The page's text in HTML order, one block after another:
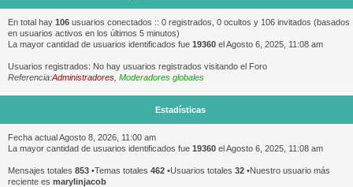
En total hay 106 usuarios conectados :: 0 registrados, 0 ocultos y 106 invitados (basados
en usuarios activos en los últimos 5 minutos)
La mayor cantidad de usuarios identificados fue 19360 el Agosto 6, 2025, 11:08 am
Usuarios registrados: No hay usuarios registrados visitando el Foro
Referencia:Administradores Moderadores globales
Estadísticas
Fecha actual Agosto 8, 2026, 11:00 am
La mayor cantidad de usuarios identificados fue 19360 el Agosto 6, 2025, 11:08 am
Mensajes totales 853 •Temas totales 462 •Usuarios totales 32 •Nuestro usuario más
reciente es marylinjacob